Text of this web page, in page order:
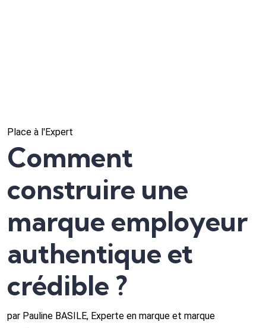
Place à l'Expert
Comment
construire une
marque employeur
authentique et
crédible ?
par Pauline BASILE, Experte en marque et marque